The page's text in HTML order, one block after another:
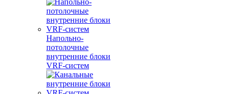
Напольно-
потолочные
внутренние блоки
VRF-систем